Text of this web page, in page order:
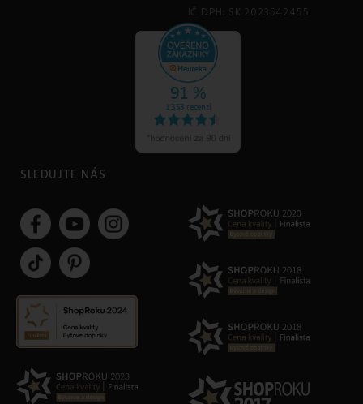
IČ DPH: SK 2023542455
SLEDUJTE NÁS